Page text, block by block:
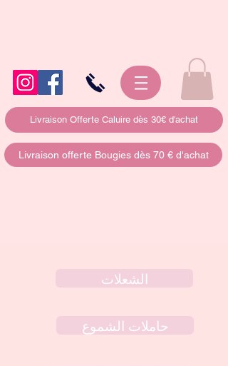
Livraison Offerte Caluire dès 30€ d'achat
Livraison offerte Bougies dès 70 € d'achat
الشعلات
حاملات الشموع